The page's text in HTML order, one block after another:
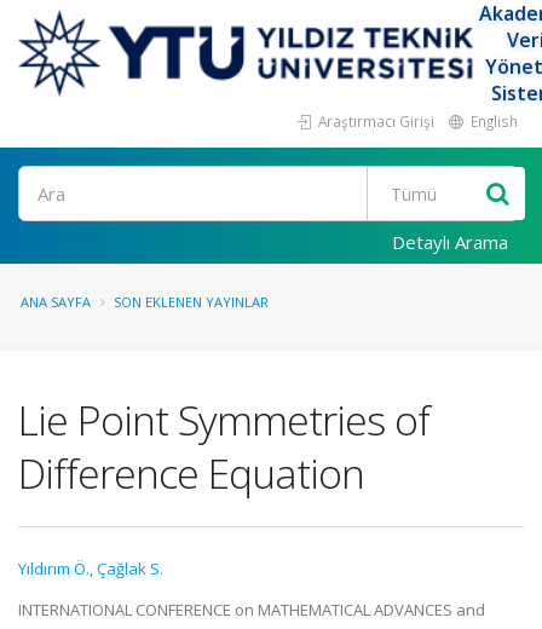
Araştırmacı Girişi English
Ara
Detaylı Arama
ANA SAYFA SON EKLENEN YAYINLAR
Lie Point Symmetries of
Difference Equation
Yıldırım Ö.,Çağlak S.
INTERNATIONAL CONFERENCE on MATHEMATICAL ADVANCES and